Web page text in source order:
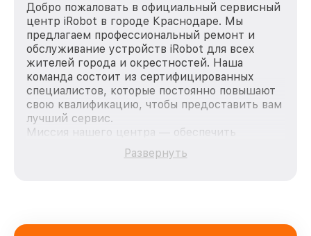
Добро пожаловать в официальный сервисный
центр iRobot в городе Краснодаре. Мы
предлагаем профессиональный ремонт и
обслуживание устройств iRobot для всех
жителей города и окрестностей. Наша
команда состоит из сертифицированных
специалистов, которые постоянно повышают
свою квалификацию, чтобы предоставить вам
лучший сервис.
Миссия нашего центра — обеспечить
качественный и доступный ремонт для
каждого пользователя продукции iRobot, вне
Развернуть